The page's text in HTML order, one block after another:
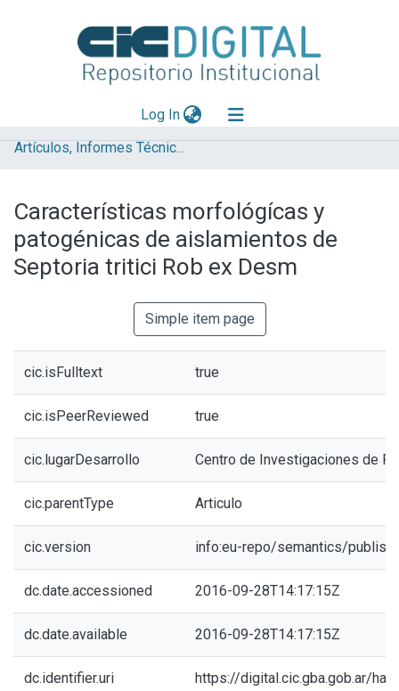
Log In(current)
Explorar
Aportar material
Statistics
Artículos, Informes Técnicos y presentaciones en Congresos
Características morfológícas y
patogénicas de aislamientos de
Septoria tritici Rob ex Desm
Simple item page
cic.isFulltext true
cic.isPeerReviewed true
cic.lugarDesarrollo Centro de Investigaciones de
cic.parentType Articulo
cic.version info:eu-repo/semantics/
dc.date.accessioned 2016-09-28T14:17:15Z
dc.date.available 2016-09-28T14:17:15Z
dc.identifier.uri https://digital.cic.gba.gob.ar/